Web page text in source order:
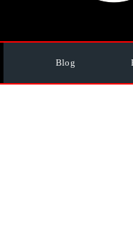
Blog